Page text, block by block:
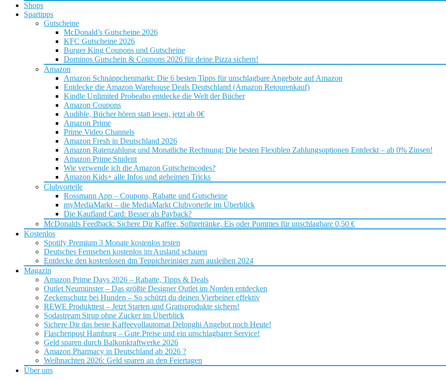
Shops
Spartipps
Gutscheine
McDonald’s Gutscheine 2026
KFC Gutscheine 2026
Burger King Coupons und Gutscheine
Dominos Gutschein & Coupons 2026 für deine Pizza sichern!
Amazon
Amazon Schnäppchenmarkt: Die 6 besten Tipps für unschlagbare Angebote auf Amazon
Entdecke die Amazon Warehouse Deals Deutschland (Amazon Retourenkauf)
Kindle Unlimited Probeabo entdecke die Welt der Bücher
Amazon Coupons
Audible, Bücher hören statt lesen, jetzt ab 0€
Amazon Prime
Prime Video Channels
Amazon Fresh in Deutschland 2026
Amazon Ratenzahlung und Monatliche Rechnung: Die besten Flexiblen Zahlungsoptionen Entdeckt – ab 0% Zinsen!
Amazon Prime Student
Wie verwende ich die Amazon Gutscheincodes?
Amazon Kids+ alle Infos und geheimen Tricks
Clubvorteile
Rossmann App – Coupons, Rabatte und Gutscheine
myMediaMarkt – die MediaMarkt Clubvorteile im Überblick
Die Kaufland Card: Besser als Payback?
McDonalds Feedback: Sichere Dir Kaffee, Softgetränke, Eis oder Pommes für unschlagbare 0,50 €
Kostenlos
Spotify Premium 3 Monate kostenlos testen
Deutsches Fernsehen kostenlos im Ausland schauen
Entdecke den kostenlosen dm Teppichreiniger zum ausleihen 2024
Magazin
Amazon Prime Days 2026 – Rabatte, Tipps & Deals
Outlet Neumünster – Das größte Designer Outlet im Norden entdecken
Zeckenschutz bei Hunden – So schützt du deinen Vierbeiner effektiv
REWE Produkttest – Jetzt Starten und Gratisprodukte sichern!
Sodastream Sirup ohne Zucker im Überblick
Sichere Dir das beste Kaffeevollautomat Delonghi Angebot noch Heute!
Flaschenpost Hamburg – Gute Preise und ein unschlagbarer Service!
Geld sparen durch Balkonkraftwerke 2026
Amazon Pharmacy in Deutschland ab 2026 ?
Weihnachten 2026: Geld sparen an den Feiertagen
Über uns